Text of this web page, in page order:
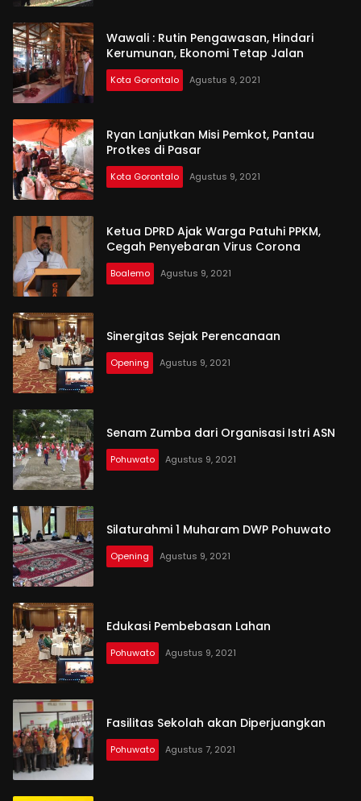
Wawali : Rutin Pengawasan, Hindari
Kerumunan, Ekonomi Tetap Jalan
Kota Gorontalo Agustus 9, 2021
Ryan Lanjutkan Misi Pemkot, Pantau
Protkes di Pasar
Kota Gorontalo Agustus 9, 2021
Ketua DPRD Ajak Warga Patuhi PPKM,
Cegah Penyebaran Virus Corona
Boalemo Agustus 9, 2021
Sinergitas Sejak Perencanaan
Opening Agustus 9, 2021
Senam Zumba dari Organisasi Istri ASN
Pohuwato Agustus 9, 2021
Silaturahmi 1 Muharam DWP Pohuwato
Opening Agustus 9, 2021
Edukasi Pembebasan Lahan
Pohuwato Agustus 9, 2021
Fasilitas Sekolah akan Diperjuangkan
Pohuwato Agustus 7, 2021